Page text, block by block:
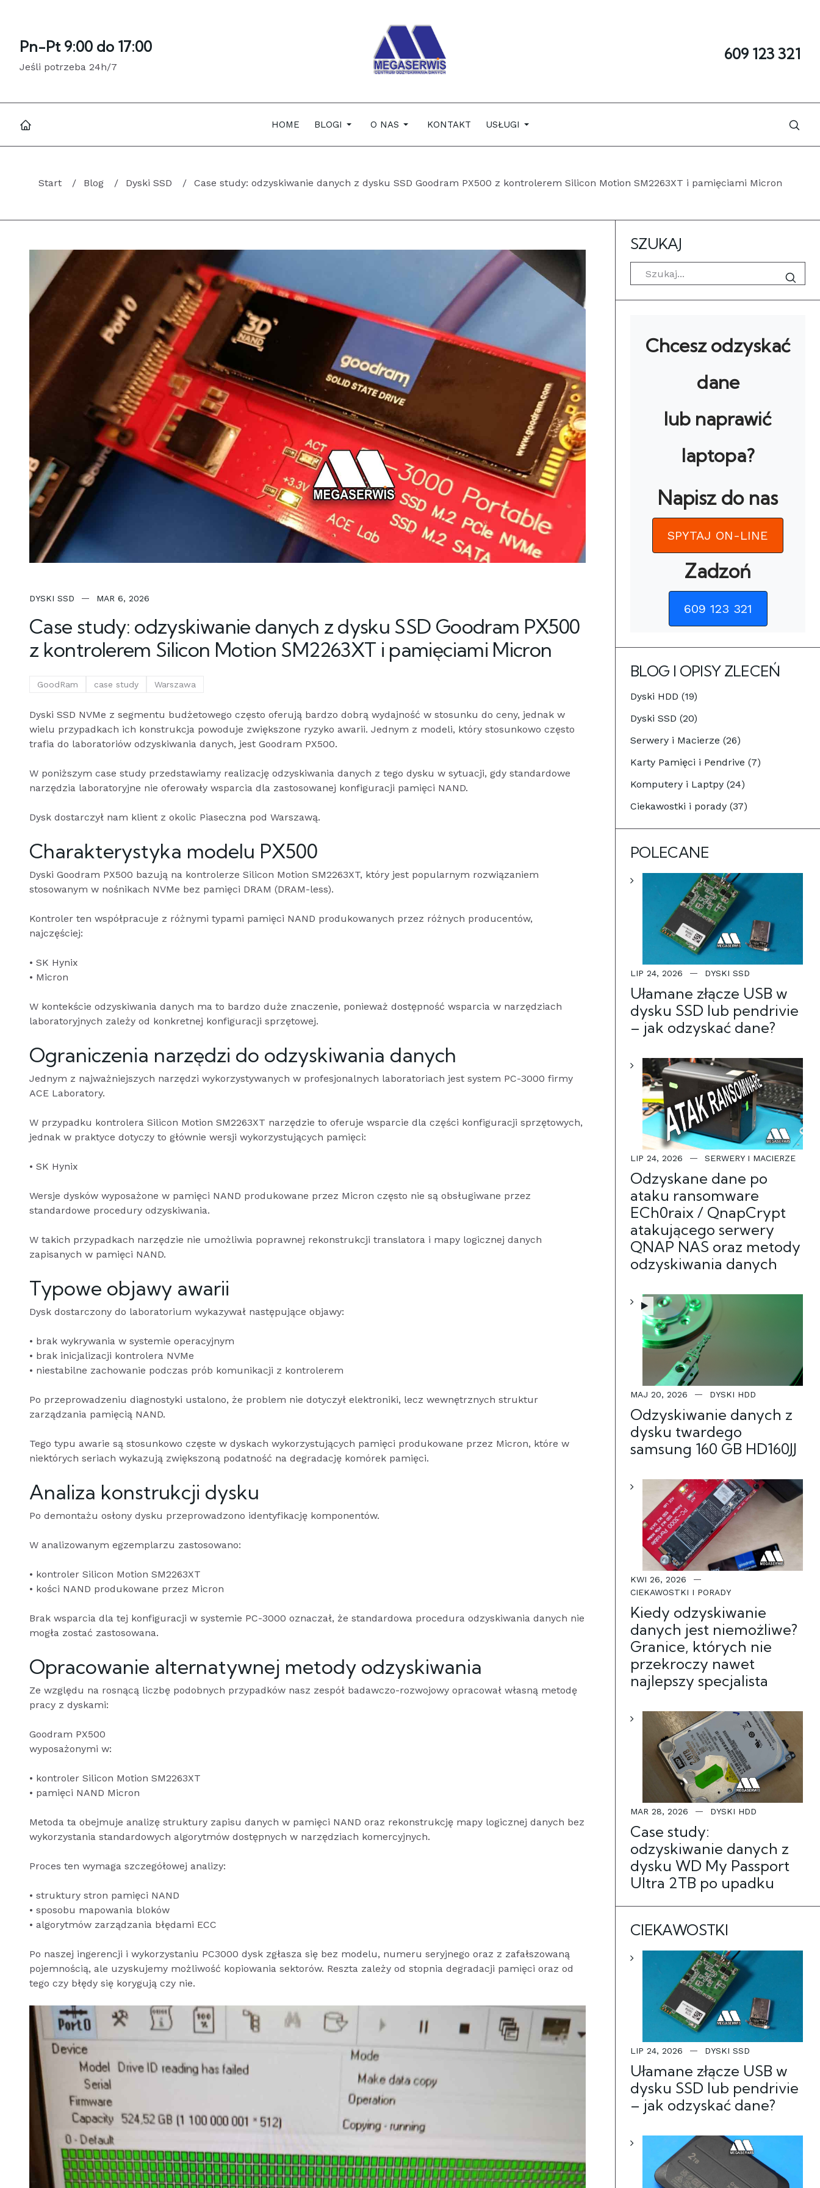
Pn-Pt 9:00 do 17:00
Jeśli potrzeba 24h/7
609 123 321
HOME BLOGI O NAS KONTAKT USŁUGI
Start Blog Dyski SSD Case study: odzyskiwanie danych z dysku SSD Goodram PX500 z kontrolerem Silicon Motion SM2263XT i pamięciami Micron
DYSKI SSD MAR 6, 2026
Case study: odzyskiwanie danych z dysku SSD Goodram PX500
z kontrolerem Silicon Motion SM2263XT i pamięciami Micron
GoodRam case study Warszawa
Dyski SSD NVMe z segmentu budżetowego często oferują bardzo dobrą wydajność w stosunku do ceny, jednak w
wielu przypadkach ich konstrukcja powoduje zwiększone ryzyko awarii. Jednym z modeli, który stosunkowo często
trafia do laboratoriów odzyskiwania danych, jest Goodram PX500.
W poniższym case study przedstawiamy realizację odzyskiwania danych z tego dysku w sytuacji, gdy standardowe
narzędzia laboratoryjne nie oferowały wsparcia dla zastosowanej konfiguracji pamięci NAND.
Dysk dostarczył nam klient z okolic Piaseczna pod Warszawą.
Charakterystyka modelu PX500
Dyski Goodram PX500 bazują na kontrolerze Silicon Motion SM2263XT, który jest popularnym rozwiązaniem
stosowanym w nośnikach NVMe bez pamięci DRAM (DRAM-less).
Kontroler ten współpracuje z różnymi typami pamięci NAND produkowanych przez różnych producentów,
najczęściej:
• SK Hynix
• Micron
W kontekście odzyskiwania danych ma to bardzo duże znaczenie, ponieważ dostępność wsparcia w narzędziach
laboratoryjnych zależy od konkretnej konfiguracji sprzętowej.
Ograniczenia narzędzi do odzyskiwania danych
Jednym z najważniejszych narzędzi wykorzystywanych w profesjonalnych laboratoriach jest system PC-3000 firmy
ACE Laboratory.
W przypadku kontrolera Silicon Motion SM2263XT narzędzie to oferuje wsparcie dla części konfiguracji sprzętowych,
jednak w praktyce dotyczy to głównie wersji wykorzystujących pamięci:
• SK Hynix
Wersje dysków wyposażone w pamięci NAND produkowane przez Micron często nie są obsługiwane przez
standardowe procedury odzyskiwania.
W takich przypadkach narzędzie nie umożliwia poprawnej rekonstrukcji translatora i mapy logicznej danych
zapisanych w pamięci NAND.
Typowe objawy awarii
Dysk dostarczony do laboratorium wykazywał następujące objawy:
• brak wykrywania w systemie operacyjnym
• brak inicjalizacji kontrolera NVMe
• niestabilne zachowanie podczas prób komunikacji z kontrolerem
Po przeprowadzeniu diagnostyki ustalono, że problem nie dotyczył elektroniki, lecz wewnętrznych struktur
zarządzania pamięcią NAND.
Tego typu awarie są stosunkowo częste w dyskach wykorzystujących pamięci produkowane przez Micron, które w
niektórych seriach wykazują zwiększoną podatność na degradację komórek pamięci.
Analiza konstrukcji dysku
Po demontażu osłony dysku przeprowadzono identyfikację komponentów.
W analizowanym egzemplarzu zastosowano:
• kontroler Silicon Motion SM2263XT
• kości NAND produkowane przez Micron
Brak wsparcia dla tej konfiguracji w systemie PC-3000 oznaczał, że standardowa procedura odzyskiwania danych nie
mogła zostać zastosowana.
Opracowanie alternatywnej metody odzyskiwania
Ze względu na rosnącą liczbę podobnych przypadków nasz zespół badawczo-rozwojowy opracował własną metodę
pracy z dyskami:
Goodram PX500
wyposażonymi w:
• kontroler Silicon Motion SM2263XT
• pamięci NAND Micron
Metoda ta obejmuje analizę struktury zapisu danych w pamięci NAND oraz rekonstrukcję mapy logicznej danych bez
wykorzystania standardowych algorytmów dostępnych w narzędziach komercyjnych.
Proces ten wymaga szczegółowej analizy:
• struktury stron pamięci NAND
• sposobu mapowania bloków
• algorytmów zarządzania błędami ECC
Po naszej ingerencji i wykorzystaniu PC3000 dysk zgłasza się bez modelu, numeru seryjnego oraz z zafałszowaną
pojemnością, ale uzyskujemy możliwość kopiowania sektorów. Reszta zależy od stopnia degradacji pamięci oraz od
tego czy błędy się korygują czy nie.
SZUKAJ
Szukaj
Chcesz odzyskać
dane
lub naprawić
laptopa?
Napisz do nas
SPYTAJ ON-LINE
Zadzoń
609 123 321
BLOG I OPISY ZLECEŃ
Dyski HDD (19)
Dyski SSD (20)
Serwery i Macierze (26)
Karty Pamięci i Pendrive (7)
Komputery i Laptpy (24)
Ciekawostki i porady (37)
POLECANE
LIP 24, 2026 DYSKI SSD
Ułamane złącze USB w
dysku SSD lub pendrivie
– jak odzyskać dane?
LIP 24, 2026 SERWERY I MACIERZE
Odzyskane dane po
ataku ransomware
ECh0raix / QnapCrypt
atakującego serwery
QNAP NAS oraz metody
odzyskiwania danych
MAJ 20, 2026 DYSKI HDD
Odzyskiwanie danych z
dysku twardego
samsung 160 GB HD160JJ
KWI 26, 2026
CIEKAWOSTKI I PORADY
Kiedy odzyskiwanie
danych jest niemożliwe?
Granice, których nie
przekroczy nawet
najlepszy specjalista
MAR 28, 2026 DYSKI HDD
Case study:
odzyskiwanie danych z
dysku WD My Passport
Ultra 2TB po upadku
CIEKAWOSTKI
LIP 24, 2026 DYSKI SSD
Ułamane złącze USB w
dysku SSD lub pendrivie
– jak odzyskać dane?